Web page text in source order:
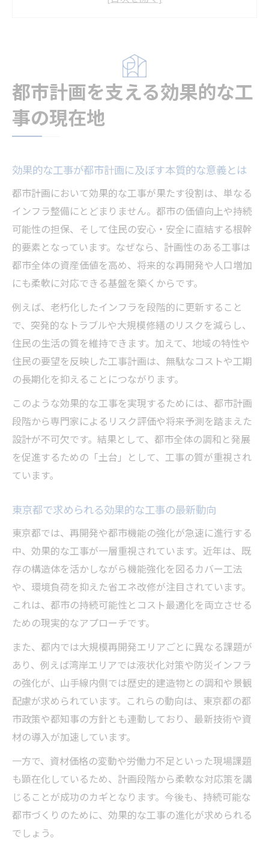
都市機能向上へ導く効果的な工事の具体例
中東情勢が効果的な工事に及ぼす影響を考
小池都政と東京都再開発に見る変化の兆し
東京都施政方針と効果的な工事の関連性解
都庁発表が示す効果的な工事の今後の展望
再開発と効果的な工事が生む都市の変化
知事室から発信される効果的な工事の意義
資産価値が動く時代の効果的な工事戦略
効果的な工事が資産価値向上に与える影響
将来性を見据えた効果的な工事の選び方
効果的な工事で変わる再開発エリアの資産
評価
東京都の資産戦略と効果的な工事の関係性
不動産価値を守るための工事戦略の実際
東京都の街づくりに影響する中東情勢の波
中東情勢と東京都の効果的な工事の関連性
解説
資材調達に現れる中東情勢の影響と対応策
点
効果的な工事を阻むリスクと中東情勢の実
情
東京都施政方針に影響する海外動向の解説
再開発エリア選びに役立つ実践的な判断軸
効果的な工事が注目エリア選定に果たす役
割
都市計画進捗と効果的な工事の見極め方
将来性を左右する効果的な工事のポイント
再開発エリア比較時の工事視点の重要性
生活利便性向上を促す工事の評価基準
今知りたい東京都の都市計画と未来展望
効果的な工事が東京都の未来像を形作る要
素
東京都の都市計画における最新の動きと課
題
再開発と効果的な工事で変わる暮らしの展
都市計画を支える効果的な工
事の現在地
効果的な工事が都市計画に及ぼす本質的な意義とは
都市計画において効果的な工事が果たす役割は、単なる
インフラ整備にとどまりません。都市の価値向上や持続
可能性の担保、そして住民の安心・安全に直結する根幹
的要素となっています。なぜなら、計画性のある工事は
都市全体の資産価値を高め、将来的な再開発や人口増加
にも柔軟に対応できる基盤を築くからです。
例えば、老朽化したインフラを段階的に更新すること
で、突発的なトラブルや大規模修繕のリスクを減らし、
住民の生活の質を維持できます。加えて、地域の特性や
住民の要望を反映した工事計画は、無駄なコストや工期
の長期化を抑えることにつながります。
このような効果的な工事を実現するためには、都市計画
段階から専門家によるリスク評価や将来予測を踏まえた
設計が不可欠です。結果として、都市全体の調和と発展
を促進するための「土台」として、工事の質が重視され
ています。
東京都で求められる効果的な工事の最新動向
東京都では、再開発や都市機能の強化が急速に進行する
中、効果的な工事が一層重視されています。近年は、既
存の構造体を活かしながら機能強化を図るカバー工法
や、環境負荷を抑えた省エネ改修が注目されています。
これは、都市の持続可能性とコスト最適化を両立させる
ための現実的なアプローチです。
また、都内では大規模再開発エリアごとに異なる課題が
あり、例えば湾岸エリアでは液状化対策や防災インフラ
の強化が、山手線内側では歴史的建造物との調和や景観
配慮が求められています。これらの動向は、東京都の都
市政策や都知事の方針とも連動しており、最新技術や資
材の導入が加速しています。
一方で、資材価格の変動や労働力不足といった現場課題
も顕在化しているため、計画段階から柔軟な対応策を講
じることが成功のカギとなります。今後も、持続可能な
都市づくりのために、効果的な工事の進化が求められる
でしょう。